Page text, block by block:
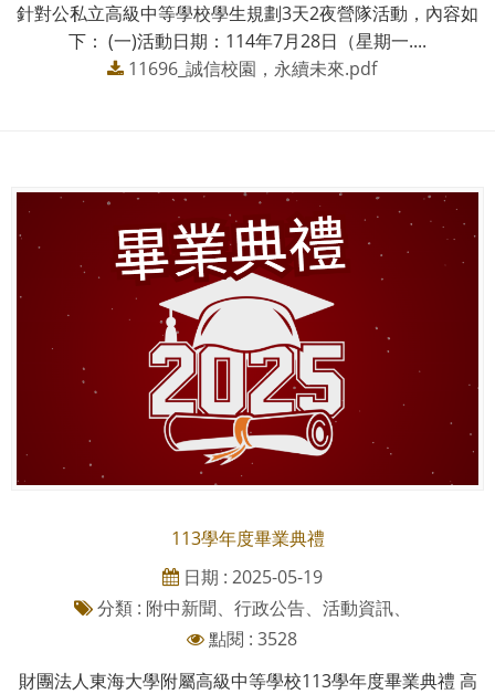
針對公私立高級中等學校學生規劃3天2夜營隊活動，內容如
下： (一)活動日期：114年7月28日（星期一....
11696_誠信校園，永續未來.pdf
113學年度畢業典禮
日期 : 2025-05-19
分類 : 附中新聞、行政公告、活動資訊、
點閱 : 3528
財團法人東海大學附屬高級中等學校113學年度畢業典禮 高